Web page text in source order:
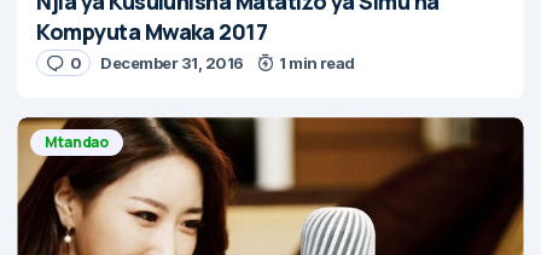
Kompyuta Mwaka 2017
0 December 31, 2016 1 min read
Mtandao